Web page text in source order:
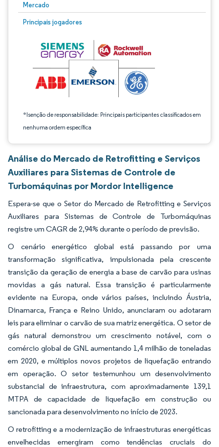
Mercado
Principais jogadores
*Isenção de responsabilidade: Principais participantes classificados em
nenhuma ordem específica
Imagem © Mordor Intelligence. O reuso requer atribuição conforme CC BY 4.0.
Análise do Mercado de Retrofitting e Serviços
Auxiliares para Sistemas de Controle de
Turbomáquinas por Mordor Intelligence
Espera-se que o Setor do Mercado de Retrofitting e Serviços
Auxiliares para Sistemas de Controle de Turbomáquinas
registre um CAGR de 2,94% durante o período de previsão.
O cenário energético global está passando por uma
transformação significativa, impulsionada pela crescente
transição da geração de energia a base de carvão para usinas
movidas a gás natural. Essa transição é particularmente
evidente na Europa, onde vários países, incluindo Áustria,
Dinamarca, França e Reino Unido, anunciaram ou adotaram
leis para eliminar o carvão de sua matriz energética. O setor de
gás natural demonstrou um crescimento notável, com o
comércio global de GNL aumentando 1,4 milhão de toneladas
em 2020, e múltiplos novos projetos de liquefação entrando
em operação. O setor testemunhou um desenvolvimento
substancial de infraestrutura, com aproximadamente 139,1
MTPA de capacidade de liquefação em construção ou
sancionada para desenvolvimento no início de 2023.
O retrofitting e a modernização de infraestruturas energéticas
envelhecidas emergiram como tendências cruciais do